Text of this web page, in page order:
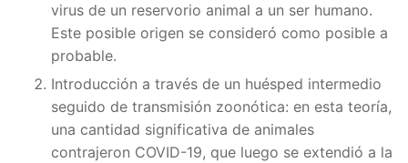
virus de un reservorio animal a un ser humano.
Este posible origen se consideró como posible a
probable.
Introducción a través de un huésped intermedio
seguido de transmisión zoonótica: en esta teoría,
una cantidad significativa de animales
contrajeron COVID-19, que luego se extendió a la